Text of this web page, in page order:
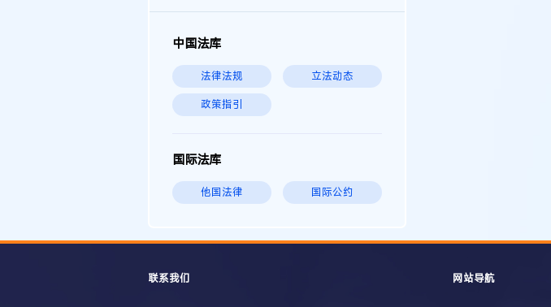
中国法库
法律法规 立法动态
政策指引
国际法库
他国法律 国际公约
联系我们 网站导航